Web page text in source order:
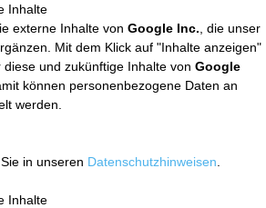
Inhalte
externe Inhalte von Google Inc. , die unser
Mit dem Klick auf "Inhalte anzeigen"
und zukünftige Inhalte von Google
können personenbezogene Daten an
werden.
in unseren Datenschutzhinweisen
Inhalte